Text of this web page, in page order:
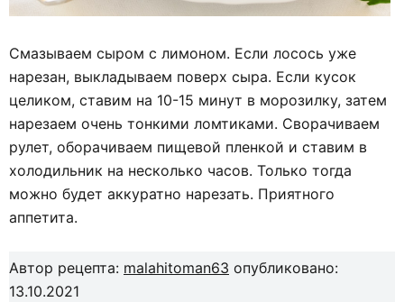
Смазываем сыром с лимоном. Если лосось уже
нарезан, выкладываем поверх сыра. Если кусок
целиком, ставим на 10-15 минут в морозилку, затем
нарезаем очень тонкими ломтиками. Сворачиваем
рулет, оборачиваем пищевой пленкой и ставим в
холодильник на несколько часов. Только тогда
можно будет аккуратно нарезать. Приятного
аппетита.
Автор рецепта: malahitoman63 опубликовано:
13.10.2021